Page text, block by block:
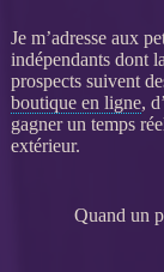
Je m’adresse aux
indépendants dont
prospectssuivent
boutique en ligne,
gagner un temps
extérieur.
Quand un